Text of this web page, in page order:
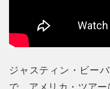
ジャスティン・ビー